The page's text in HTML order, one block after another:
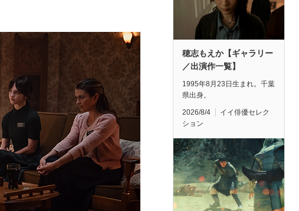
穂志もえか【ギャラリー
／出演作一覧】
1995年8月23日生まれ。千葉
県出身。
2026/8/4
イイ俳優セレク
ション